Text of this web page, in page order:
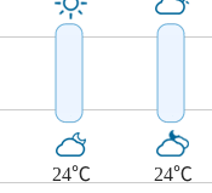
24℃ 24℃